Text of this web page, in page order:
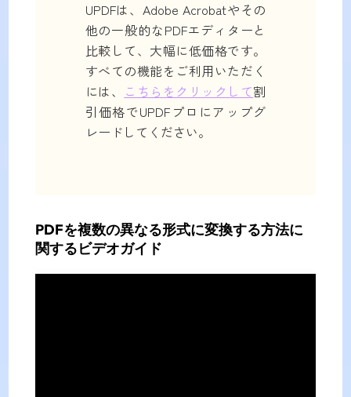
UPDFは、Adobe Acrobatやその
他の一般的なPDFエディターと
比較して、大幅に低価格です。
すべての機能をご利用いただく
には、 こちらをクリックして割
引価格でUPDFプロにアップグ
レードしてください。
PDFを複数の異なる形式に変換する方法に
関するビデオガイド